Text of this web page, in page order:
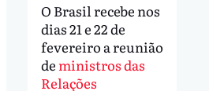
O Brasil recebe nos
dias 21 e 22 de
fevereiro a reunião
de ministros das
Relações